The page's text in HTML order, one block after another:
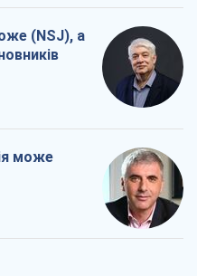
(NSJ), а
може